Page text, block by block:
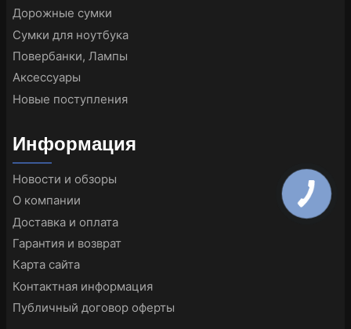
Дорожные сумки
Сумки для ноутбука
Повербанки, Лампы
Аксессуары
Новые поступления
Информация
Новости и обзоры
О компании
Доставка и оплата
Гарантия и возврат
Карта сайта
Контактная информация
Публичный договор оферты